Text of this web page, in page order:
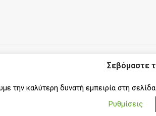
ΑΠΟΣΤΟΛΕΣ
Σεβόμαστε
την καλύτερη δυνατή εμπειρία στη
Ρυθμίσεις